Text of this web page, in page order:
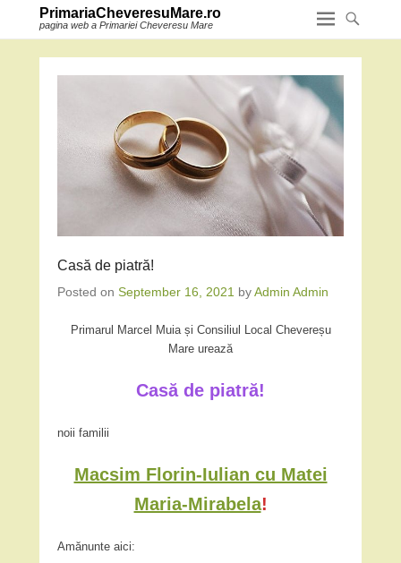
PrimariaCheveresuMare.ro
pagina web a Primariei Cheveresu Mare
Casă de piatră!
Posted on September 16, 2021 byAdmin Admin
Primarul Marcel Muia și Consiliul Local Chevereșu
Mare urează
Casă de piatră!
noii familii
Macsim Florin-Iulian cu Matei
Maria-Mirabela!
Amănunte aici: